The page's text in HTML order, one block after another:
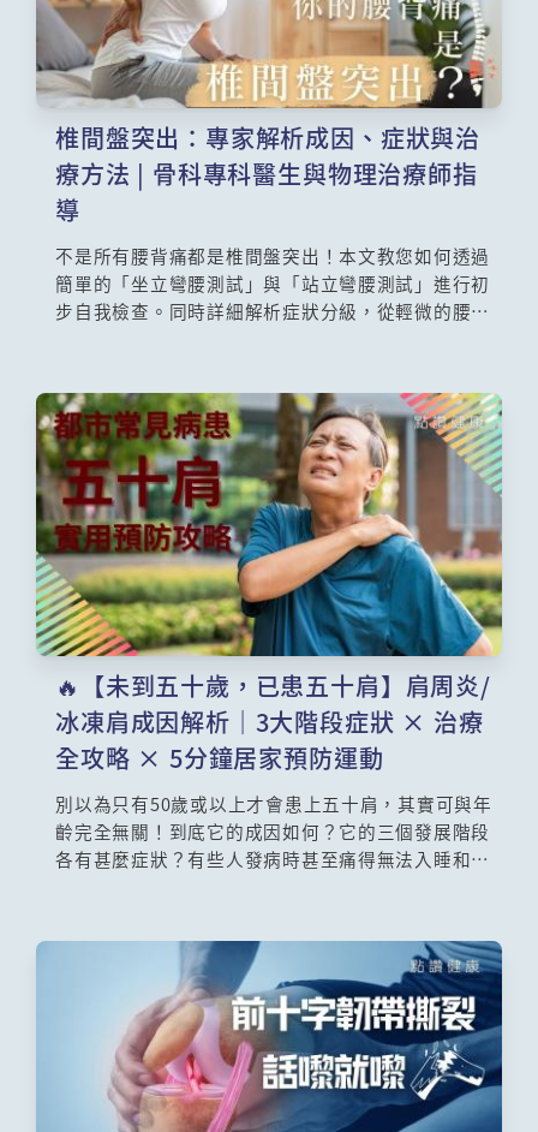
椎間盤突出：專家解析成因、症狀與治
療方法 | 骨科專科醫生與物理治療師指
導
不是所有腰背痛都是椎間盤突出！本文教您如何透過
簡單的「坐立彎腰測試」與「站立彎腰測試」進行初
步自我檢查。同時詳細解析症狀分級，從輕微的腰部
守護自己的脊椎健康。不想椎間盤突出惡化？專業解
析椎間盤突出的成因、症狀分級、治療方法與預防措
施，附上由註冊物理治療師教你3個安全有效的居家運
動。
🔥【未到五十歲，已患五十肩】肩周炎/
冰凍肩成因解析｜3大階段症狀 × 治療
全攻略 × 5分鐘居家預防運動
別以為只有50歲或以上才會患上五十肩，其實可與年
齡完全無關！到底它的成因如何？它的三個發展階段
各有甚麼症狀？有些人發病時甚至痛得無法入睡和刷
物、物理治療和手術，但說到底，最重要是學習一些
簡單的預防運動，一起來「擺脫五十肩，人人五十